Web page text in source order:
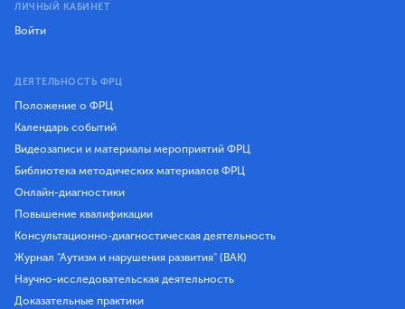
ЛИЧНЫЙ КАБИНЕТ
Войти
ДЕЯТЕЛЬНОСТЬ ФРЦ
Положение о ФРЦ
Календарь событий
Видеозаписи и материалы мероприятий ФРЦ
Библиотека методических материалов ФРЦ
Онлайн-диагностики
Повышение квалификации
Консультационно-диагностическая деятельность
Журнал "Аутизм и нарушения развития" (ВАК)
Научно-исследовательская деятельность
Доказательные практики